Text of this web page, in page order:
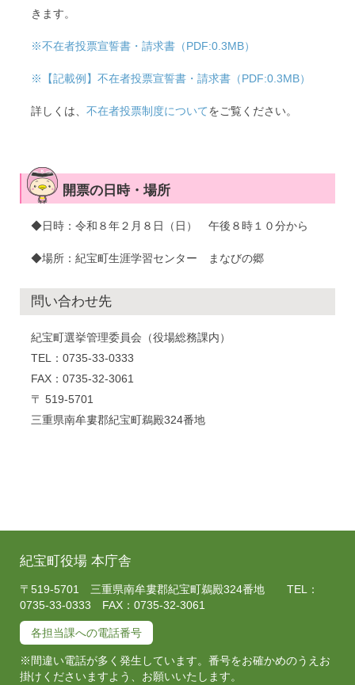
きます。
※不在者投票宣誓書・請求書（PDF:0.3MB）
※【記載例】不在者投票宣誓書・請求書（PDF:0.3MB）
詳しくは、 不在者投票制度についてをご覧ください。
開票の日時・場所
◆日時：令和８年２月８日（日） 午後８時１０分から
◆場所：紀宝町生涯学習センター まなびの郷
問い合わせ先
紀宝町選挙管理委員会（役場総務課内）
TEL：0735-33-0333
FAX：0735-32-3061
〒 519-5701
三重県南牟婁郡紀宝町鵜殿324番地
紀宝町役場 本庁舎
〒519-5701 三重県南牟婁郡紀宝町鵜殿324番地 TEL：
0735-33-0333 FAX：0735-32-3061
各担当課への電話番号
※間違い電話が多く発生しています。番号をお確かめのうえお
掛けくださいますよう、お願いいたします。